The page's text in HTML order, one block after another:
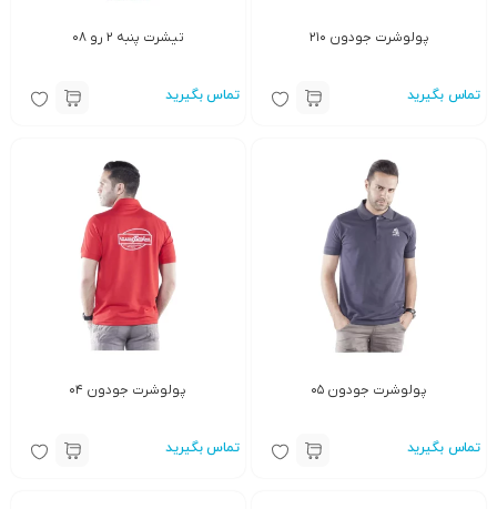
پولوشرت جودون ۲۱۰
تماس بگیرید
تیشرت پنبه ۲ رو ۰۸
تماس بگیرید
پولوشرت جودون ۰۵
تماس بگیرید
پولوشرت جودون ۰۴
تماس بگیرید